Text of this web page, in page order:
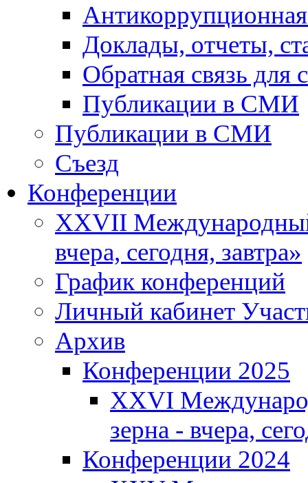
Антикоррупционная
Доклады, отчеты,
Обратная связь
Публикации в СМИ
Публикации в СМИ
Съезд
Конференции
XXVII
вчера, сегодня, завтра»
График конференций
Личный кабинет
Архив
Конференции 2025
XXVI
зерна - вчера,
Конференции 2024